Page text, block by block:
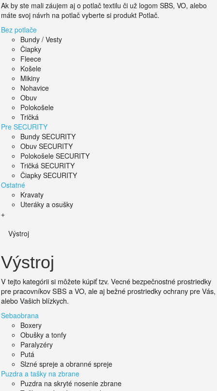
Ak by ste mali záujem aj o potlač textilu či už logom SBS, VO, alebo
máte svoj návrh na potlač vyberte si produkt Potlač.
Bez potlače
Bundy / Vesty
Čiapky
Fleece
Košele
Mikiny
Nohavice
Obuv
Polokošele
Tričká
Pre SECURITY
Bundy SECURITY
Obuv SECURITY
Polokošele SECURITY
Tričká SECURITY
Čiapky SECURITY
Ostatné
Kravaty
Uteráky a osušky
+
Výstroj
Výstroj
V tejto kategórii si môžete kúpiť tzv. Vecné bezpečnostné prostriedky
pre pracovníkov SBS a VO, ale aj bežné prostriedky ochrany pre Vás,
alebo Vašich blízkych.
Sebaobrana
Boxery
Obušky a tonfy
Paralyzéry
Putá
Slzné spreje a obranné spreje
Puzdra a tašky na zbrane
Puzdra na skryté nosenie zbrane